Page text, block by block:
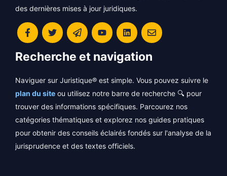
des dernières mises à jour juridiques.
Recherche et navigation
Naviguer sur Juristique® est simple. Vous pouvez suivre le
plan du site ou utilisez notre barre de recherche 🔍 pour
trouver des informations spécifiques. Parcourez nos
catégories thématiques et explorez nos guides pratiques
pour obtenir des conseils éclairés fondés sur l'analyse de la
jurisprudence et des textes officiels.